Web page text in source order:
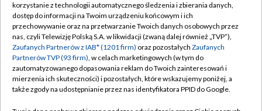
TVP
Abonament TVP
Emisja w TVP
Centrum informacji TVP
Naziemna Telewizja Cyfrowa
Regulamin TVP
Polityka prywatności
Moje zgody
Pomoc
korzystanie z technologii automatycznego śledzenia i zbierania danych,
dostęp do informacji na Twoim urządzeniu końcowym i ich
przechowywanie oraz na przetwarzanie Twoich danych osobowych przez
nas, czyli Telewizję Polską S.A. w likwidacji (zwaną dalej również „TVP”),
Zaufanych Partnerów z IAB* (1201 firm) oraz pozostałych Zaufanych
Partnerów TVP (93 firm), w celach marketingowych (w tym do
zautomatyzowanego dopasowania reklam do Twoich zainteresowań i
mierzenia ich skuteczności) i pozostałych, które wskazujemy poniżej, a
także zgody na udostępnianie przez nas identyfikatora PPID do Google.